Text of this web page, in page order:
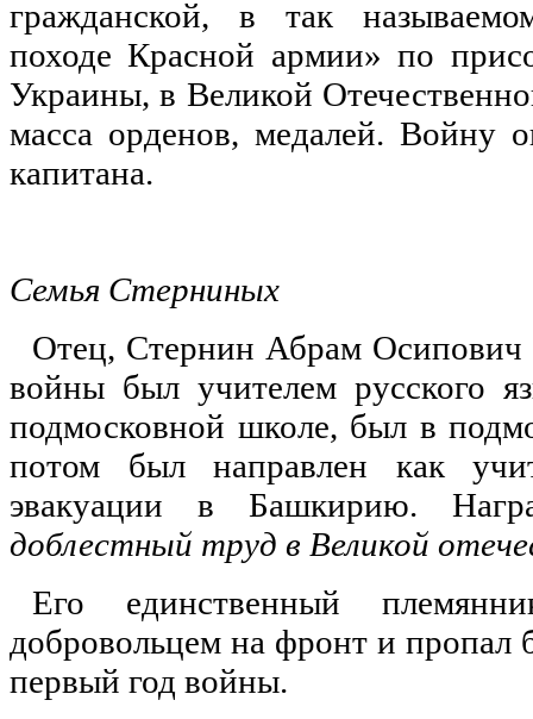
гражданской, в так
походе Красной армии» по
Украины, в Великой
масса орденов, медалей. Войну
капитана.
Семья Стерниных
Отец, Стернин Абрам Осипович
войны был учителем русского
подмосковной школе, был в
потом был направлен как
эвакуации в Башкирию.
доблестный труд в Великой
Его единственный
добровольцем на фронт и пропал
первый год войны.